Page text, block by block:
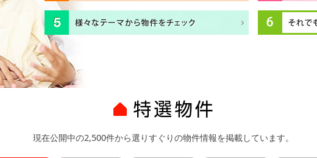
現在公開中の2,500件から選りすぐりの物件情報を掲載しています。